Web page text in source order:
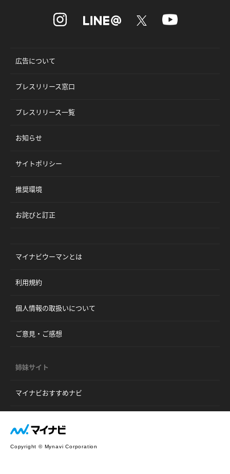
広告について
プレスリリース窓口
プレスリリース一覧
お知らせ
サイトポリシー
推奨環境
お詫びと訂正
マイナビウーマンとは
利用規約
個人情報の取扱いについて
ご意見・ご感想
姉妹サイト
マイナビおすすめナビ
Copyright © Mynavi Corporation